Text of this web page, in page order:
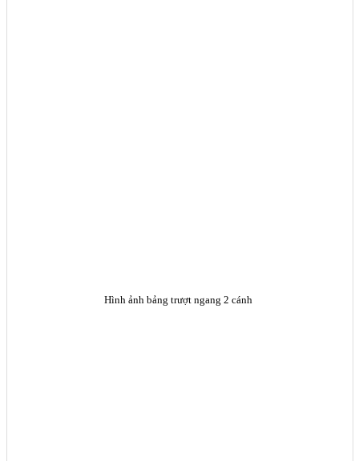
Hình ảnh bảng trượt ngang 2 cánh